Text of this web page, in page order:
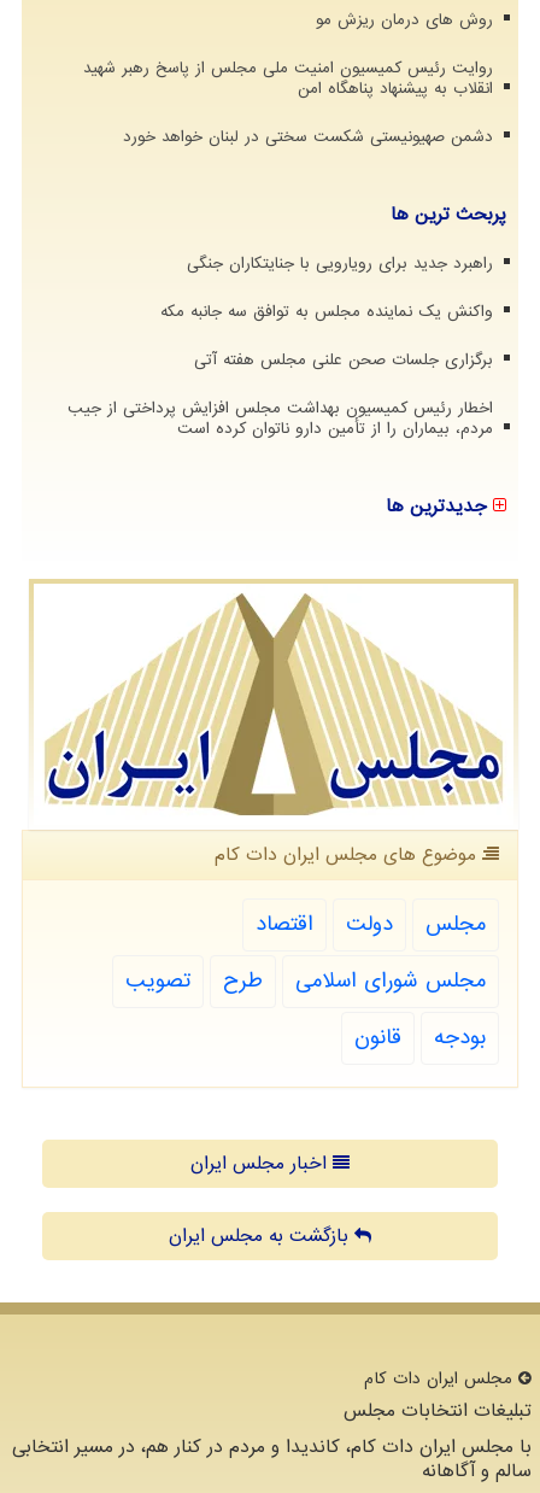
روش های درمان ریزش مو
روایت رئیس کمیسیون امنیت ملی مجلس از پاسخ رهبر شهید
انقلاب به پیشنهاد پناهگاه امن
دشمن صهیونیستی شکست سختی در لبنان خواهد خورد
پربحث ترین ها
راهبرد جدید برای رویارویی با جنایتکاران جنگی
واکنش یک نماینده مجلس به توافق سه جانبه مکه
برگزاری جلسات صحن علنی مجلس هفته آتی
اخطار رئیس کمیسیون بهداشت مجلس افزایش پرداختی از جیب
مردم، بیماران را از تأمین دارو ناتوان کرده است
جدیدترین ها
موضوع های مجلس ایران دات كام
مجلس دولت
اقتصاد
مجلس شورای اسلامی
طرح
تصویب
بودجه
قانون
اخبار مجلس ایران
بازگشت به مجلس ایران
مجلس ایران دات كام
تبلیغات انتخابات مجلس
با مجلس ایران دات کام، کاندیدا و مردم در کنار هم، در مسیر انتخابی
سالم و آگاهانه